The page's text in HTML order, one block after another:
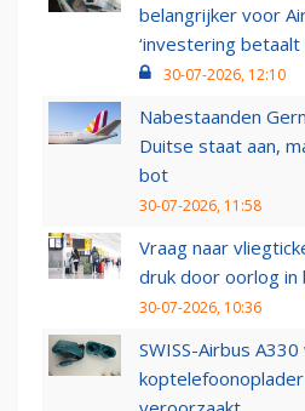
belangrijker voor
‘investering betaalt
30-07-2026, 12:10
Nabestaanden
Duitse staat aan,
bot
30-07-2026, 11:58
Vraag naar
druk door oorlog
30-07-2026, 10:36
SWISS-Airbus